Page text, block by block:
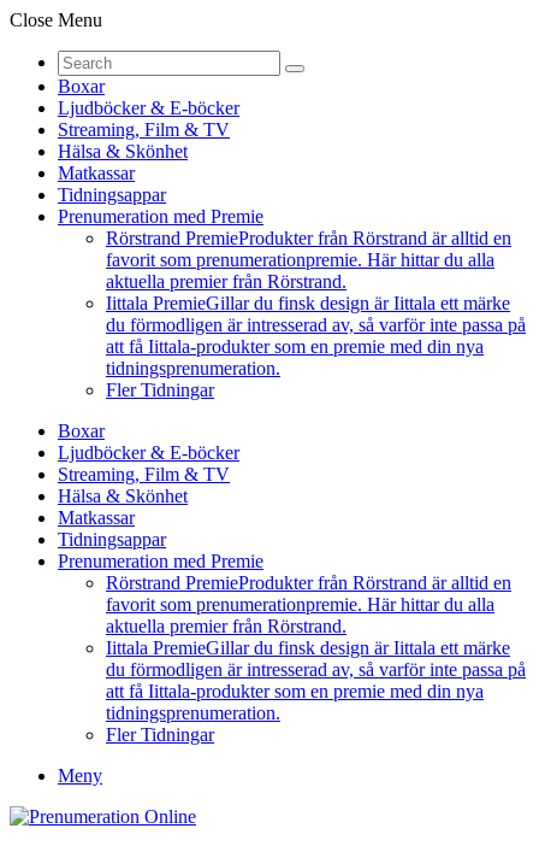
Close Menu
Boxar
Ljudböcker & E-böcker
Streaming, Film & TV
Hälsa & Skönhet
Matkassar
Tidningsappar
Prenumeration med Premie
Rörstrand PremieProdukter från Rörstrand är alltid en
favorit som prenumerationpremie. Här hittar du alla
aktuella premier från Rörstrand.
Iittala PremieGillar du finsk design är Iittala ett märke
du förmodligen är intresserad av, så varför inte passa på
att få Iittala-produkter som en premie med din nya
tidningsprenumeration.
Fler Tidningar
Boxar
Ljudböcker & E-böcker
Streaming, Film & TV
Hälsa & Skönhet
Matkassar
Tidningsappar
Prenumeration med Premie
Rörstrand PremieProdukter från Rörstrand är alltid en
favorit som prenumerationpremie. Här hittar du alla
aktuella premier från Rörstrand.
Iittala PremieGillar du finsk design är Iittala ett märke
du förmodligen är intresserad av, så varför inte passa på
att få Iittala-produkter som en premie med din nya
tidningsprenumeration.
Fler Tidningar
Meny